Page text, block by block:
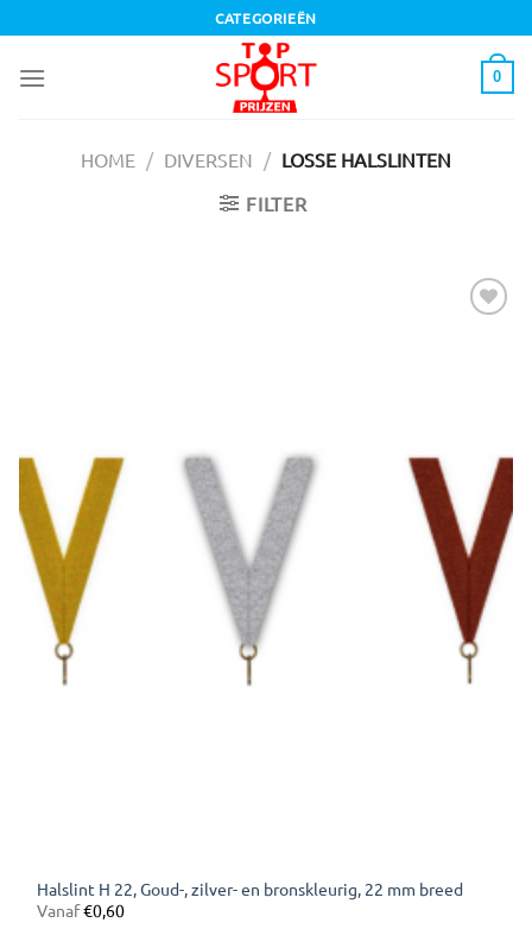
naar
inhoud
CATEGORIEËN
0
HOME / DIVERSEN / LOSSE HALSLINTEN
FILTER
Halslint H 22, Goud-, zilver- en bronskleurig, 22 mm breed
Vanaf€0,60